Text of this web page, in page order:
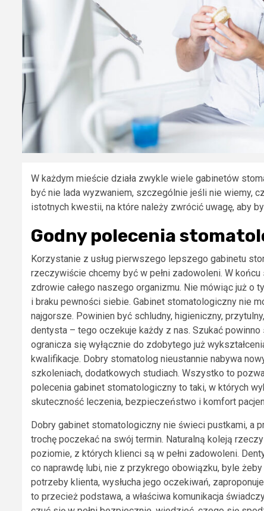
W każdym mieście działa zwykle wiele gabinetów
być nie lada wyzwaniem, szczególnie jeśli nie wiemy,
istotnych kwestii, na które należy zwrócić uwagę, aby
Godny polecenia
Korzystanie z usług pierwszego lepszego gabinetu
rzeczywiście chcemy być w pełni zadowoleni. W końcu
zdrowie całego naszego organizmu. Nie mówiąc już
i braku pewności siebie. Gabinet stomatologiczny nie
najgorsze. Powinien być schludny, higieniczny,
dentysta – tego oczekuje każdy z nas. Szukać
ogranicza się wyłącznie do zdobytego już
kwalifikacje. Dobry stomatolog nieustannie nabywa
szkoleniach, dodatkowych studiach. Wszystko to
polecenia gabinet stomatologiczny to taki, w których
skuteczność leczenia, bezpieczeństwo i komfort
Dobry gabinet stomatologiczny nie świeci pustkami, a
trochę poczekać na swój termin. Naturalną koleją
poziomie, z których klienci są w pełni zadowoleni.
co naprawdę lubi, nie z przykrego obowiązku, byle
potrzeby klienta, wysłucha jego oczekiwań,
to przecież podstawa, a właściwa komunikacja